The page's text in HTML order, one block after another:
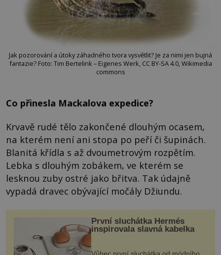
Jak pozorování a útoky záhadného tvora vysvětlit? Je za nimi jen bujná
fantazie? Foto: Tim Bertelink – Eigenes Werk, CC BY-SA 4.0, Wikimedia
commons
Co přinesla Mackalova expedice?
Krvavě rudé tělo zakončené dlouhým ocasem,
na kterém není ani stopa po peří či šupinách.
Blanitá křídla s až dvoumetrovým rozpětím.
Lebka s dlouhým zobákem, ve kterém se
lesknou zuby ostré jako břitva. Tak údajně
vypadá dravec obývající močály Džiundu.
První sluchátka Hermés
inspirovala slavná kabelka